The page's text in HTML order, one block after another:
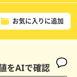
お気に入りに追加
をAIで確認